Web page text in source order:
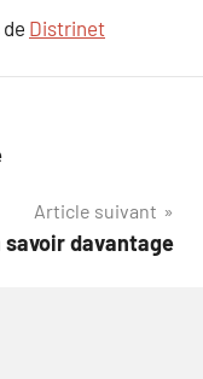
Distrinet
Article suivant
savoir davantage